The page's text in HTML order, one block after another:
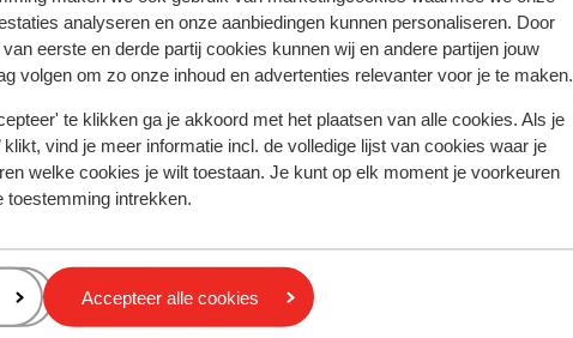
analyseren en onze aanbiedingen kunnen personaliseren. Door
eerste en derde partij cookies kunnen wij en andere partijen jouw
volgen om zo onze inhoud en advertenties relevanter voor je te maken.
te klikken ga je akkoord met het plaatsen van alle cookies. Als je
klikt, vind je meer informatie incl. de volledige lijst van cookies waar je
welke cookies je wilt toestaan. Je kunt op elk moment je voorkeuren
toestemming intrekken.
Accepteer alle cookies
- Platanias Appartementen Villa Dora
Populaire regio's
Kreta
Gran Canaria
Privacy & cookies
Privacy